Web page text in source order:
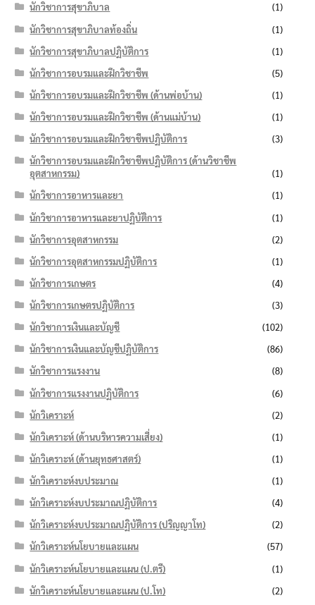
นักวิชาการสุขาภิบาล
(1)
นักวิชาการสุขาภิบาลท้องถิ่น
(1)
นักวิชาการสุขาภิบาลปฏิบัติการ
(1)
นักวิชาการอบรมและฝึกวิชาชีพ
(5)
นักวิชาการอบรมและฝึกวิชาชีพ (ด้านพ่อบ้าน)
(1)
นักวิชาการอบรมและฝึกวิชาชีพ (ด้านแม่บ้าน)
(1)
นักวิชาการอบรมและฝึกวิชาชีพปฏิบัติการ
(3)
นักวิชาการอบรมและฝึกวิชาชีพปฏิบัติการ (ด้านวิชาชีพ
อุตสาหกรรม)
(1)
นักวิชาการอาหารและยา
(1)
นักวิชาการอาหารและยาปฏิบัติการ
(1)
นักวิชาการอุตสาหกรรม
(2)
นักวิชาการอุตสาหกรรมปฏิบัติการ
(1)
นักวิชาการเกษตร
(4)
นักวิชาการเกษตรปฏิบัติการ
(3)
นักวิชาการเงินและบัญชี
(102)
นักวิชาการเงินและบัญชีปฏิบัติการ
(86)
นักวิชาการแรงงาน
(8)
นักวิชาการแรงงานปฏิบัติการ
(6)
นักวิเคราะห์
(2)
นักวิเคราะห์ (ด้านบริหารความเสี่ยง)
(1)
นักวิเคราะห์ (ด้านยุทธศาสตร์)
(1)
นักวิเคราะห์งบประมาณ
(1)
นักวิเคราะห์งบประมาณปฏิบัติการ
(4)
นักวิเคราะห์งบประมาณปฏิบัติการ (ปริญญาโท)
(2)
นักวิเคราะห์นโยบายและแผน
(57)
นักวิเคราะห์นโยบายและแผน (ป.ตรี)
(1)
นักวิเคราะห์นโยบายและแผน (ป.โท)
(2)